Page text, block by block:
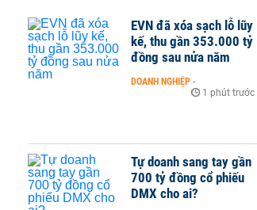
EVN đã xóa sạch lỗ lũy
kế, thu gần 353.000 tỷ
đồng sau nửa năm
DOANH NGHIỆP -
1 phút trước
Tự doanh sang tay gần
700 tỷ đồng cổ phiếu
DMX cho ai?